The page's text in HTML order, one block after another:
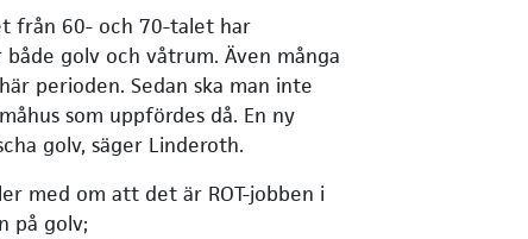
från 60- och 70-talet har
golv och våtrum. Även många
perioden. Sedan ska man inte
som uppfördes då. En ny
golv, säger Linderoth.
med om att det är ROT-jobben i
på golv;